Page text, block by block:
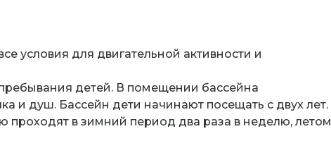
условия для двигательной активности и
детей. В помещении бассейна
и душ. Бассейн дети начинают посещать с двух лет.
проходят в зимний период два раза в неделю, летом